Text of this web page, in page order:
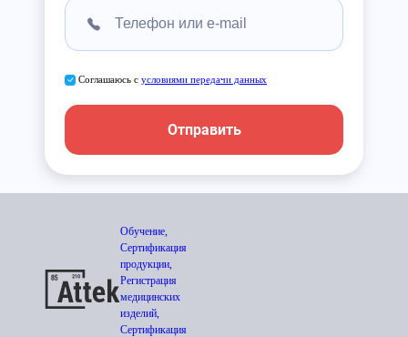
Соглашаюсь с условиями передачи данных
Отправить
Обучение,
Сертификация
продукции,
Регистрация
медицинских
изделий,
Сертификация